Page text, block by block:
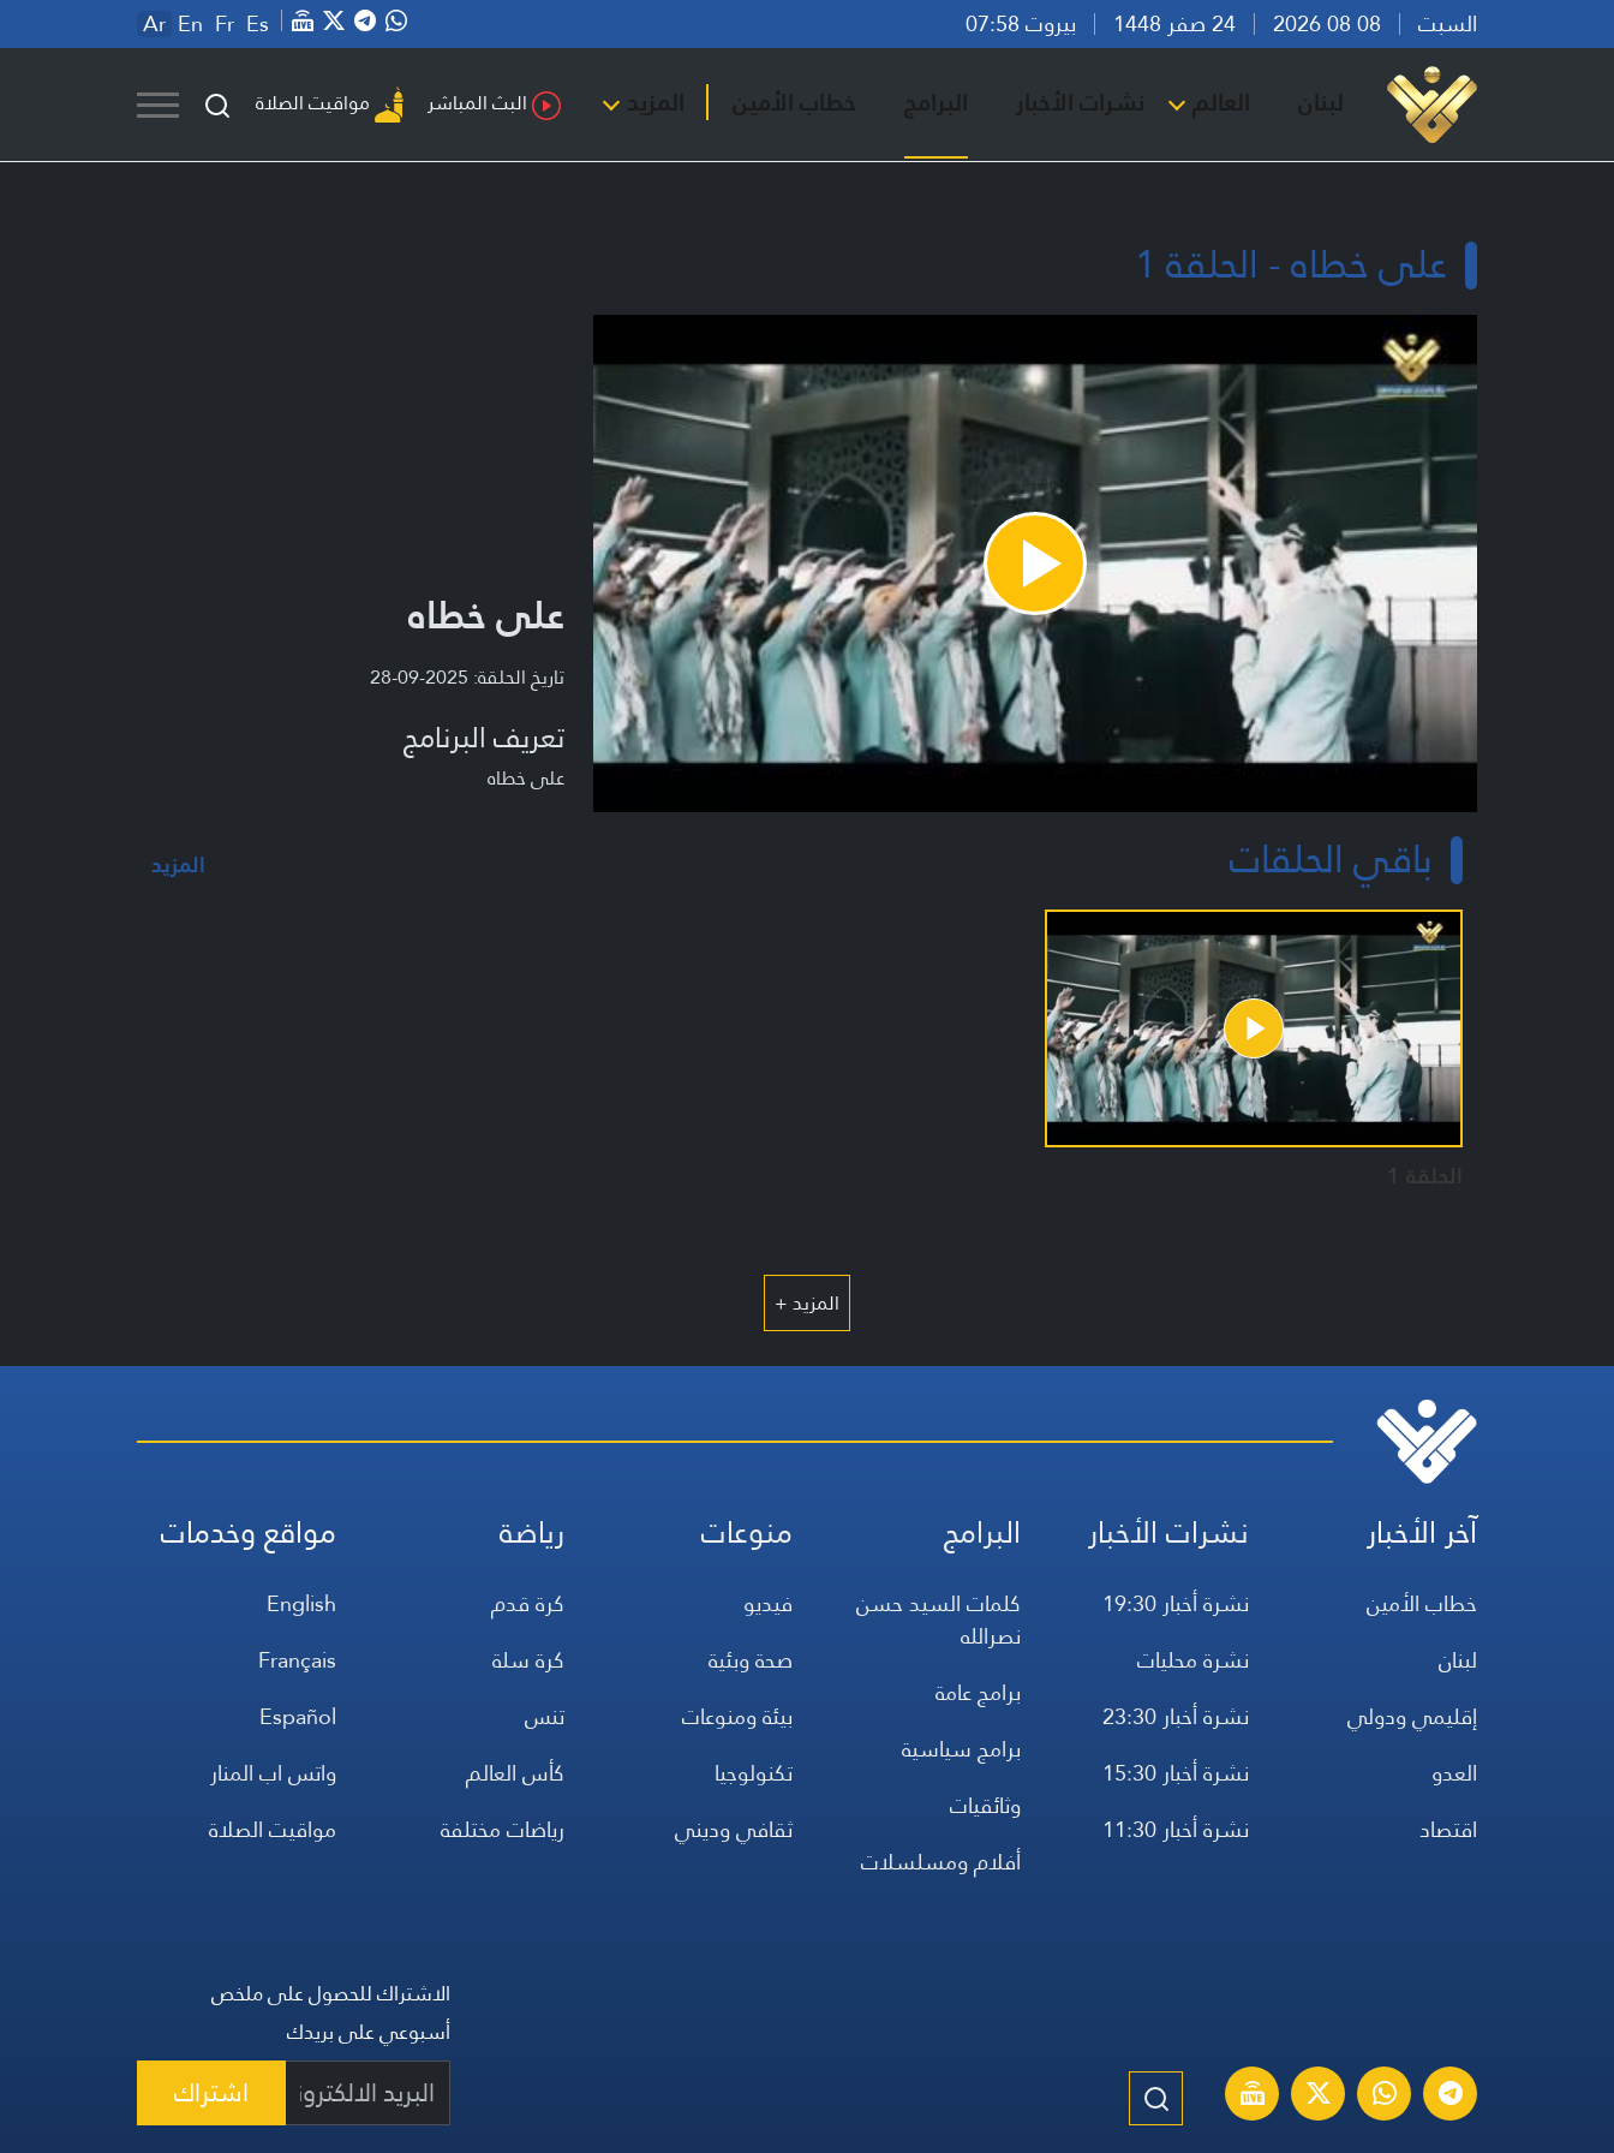
السبت بيروت 07:58 Ar En Fr Es
لبنان العالم نشرات الأخبار البرامج خطاب الأمين المزيد البث المباشر مواقيت الصلاة
على خطاه - الحلقة 1
Play
Video
على خطاه
تاريخ الحلقة: 2025-09-28
تعريف البرنامج
على خطاه
باقي الحلقات المزيد
الحلقة 1
المزيد +
آخر الأخبار
خطاب الأمين
لبنان
إقليمي ودولي
العدو
اقتصاد
نشرات الأخبار
نشرة أخبار 19:30
نشرة محليات
نشرة أخبار 23:30
نشرة أخبار 15:30
نشرة أخبار 11:30
البرامج
كلمات السيد حسن
نصرالله
برامج عامة
برامج سياسية
وثائقيات
أفلام ومسلسلات
منوعات
فيديو
صحة وبئية
بيئة ومنوعات
تكنولوجيا
ثقافي وديني
رياضة
كرة قدم
كرة سلة
تنس
كأس العالم
رياضات مختلفة
مواقع وخدمات
English
Français
Español
واتس اب المنار
مواقيت الصلاة
الاشتراك للحصول على ملخص
أسبوعي على بريدك
اشتراك